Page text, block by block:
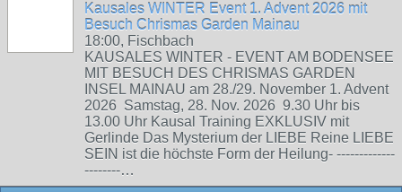
Kausales WINTER Event 1. Advent 2026 mit
Besuch Chrismas Garden Mainau
18:00, Fischbach
KAUSALES WINTER - EVENT AM BODENSEE
MIT BESUCH DES CHRISMAS GARDEN
INSEL MAINAU am 28./29. November 1. Advent
2026 Samstag, 28. Nov. 2026 9.30 Uhr bis
13.00 Uhr Kausal Training EXKLUSIV mit
Gerlinde Das Mysterium der LIEBE Reine LIEBE
SEIN ist die höchste Form der Heilung- -------------
--------…